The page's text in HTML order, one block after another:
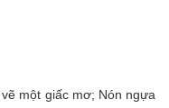
một giấc mơ; Nón ngựa